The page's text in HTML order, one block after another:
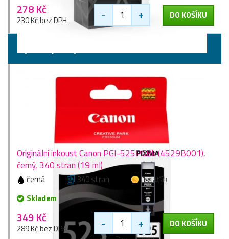
278 Kč
230 Kč bez DPH - + DO KOŠÍKU
Originální inkoust Canon PGI-525PGBk (4529B001),
černý, 340 stran (19 ml)
černá 340 stran
1 zlaťák
Skladem
349 Kč
289 Kč bez DPH - + DO KOŠÍKU